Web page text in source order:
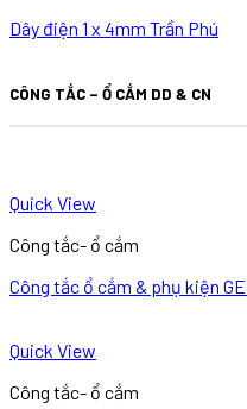
Dây điện 1 x 4mm Trần Phú
CÔNG TẮC – Ổ CẮM DD & CN
Quick View
Công tắc- ổ cắm
Công tắc ổ cắm & phụ kiện
Quick View
Công tắc- ổ cắm